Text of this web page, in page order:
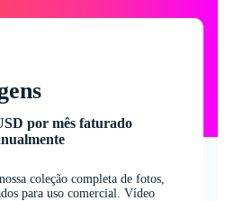
por mês faturado
coleção completa de fotos,
para uso comercial. Vídeo